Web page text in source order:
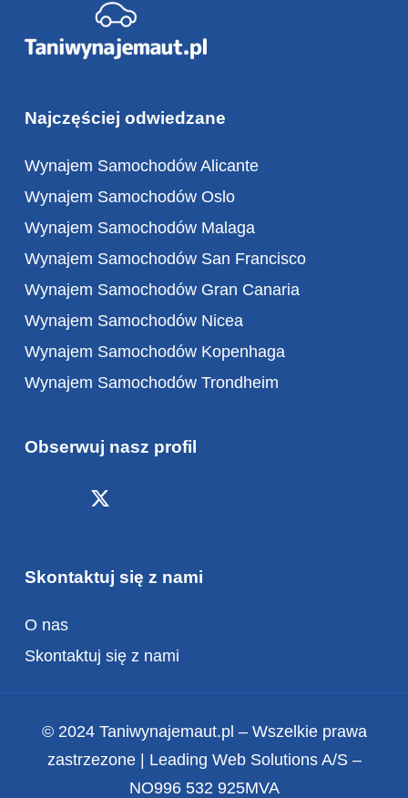
Najczęściej odwiedzane
Wynajem Samochodów Alicante
Wynajem Samochodów Oslo
Wynajem Samochodów Malaga
Wynajem Samochodów San Francisco
Wynajem Samochodów Gran Canaria
Wynajem Samochodów Nicea
Wynajem Samochodów Kopenhaga
Wynajem Samochodów Trondheim
Obserwuj nasz profil
Skontaktuj się z nami
O nas
Skontaktuj się z nami
© 2024 Taniwynajemaut.pl – Wszelkie prawa
zastrzezone | Leading Web Solutions A/S –
NO996 532 925MVA